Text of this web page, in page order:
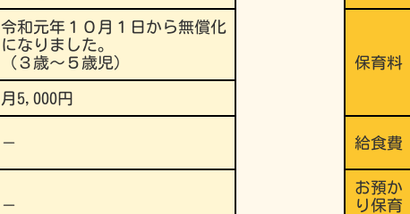
令和元年１０月１日から無償化
になりました。
（３歳～５歳児）
月5,000円
－
－
保育料
給食費
お預か
り保育